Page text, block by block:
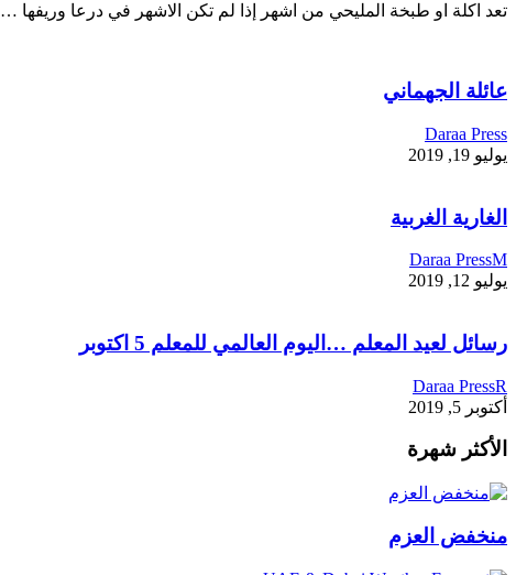
تعد اكلة او طبخة المليحي من اشهر إذا لم تكن الاشهر في درعا وريفها …
عائلة الجهماني
Daraa Press
يوليو 19, 2019
الغارية الغربية
Daraa PressM
يوليو 12, 2019
رسائل لعيد المعلم …اليوم العالمي للمعلم 5 اكتوبر
Daraa PressR
أكتوبر 5, 2019
الأكثر شهرة
منخفض العزم